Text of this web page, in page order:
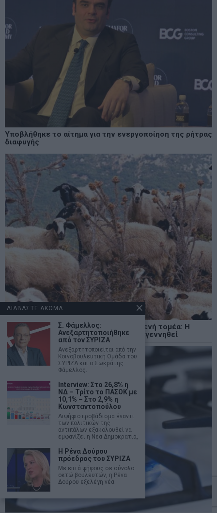
Υποβλήθηκε το αίτημα για την ενεργοποίηση της ρήτρας
διαφυγής
Ένα νέο εθνικό όραμα για τον πρωτογενή τομέα: Η
ελληνική κτηνοτροφία μπορεί να ξαναγεννηθεί
ΔΙΑΒΑΣΤΕ ΑΚΟΜΑ
Σ. Φάμελλος:
Ανεξαρτητοποιήθηκε
από τον ΣΥΡΙΖΑ
Ανεξαρτητοποιείται από την
Κοινοβουλευτική Ομάδα του
ΣΥΡΙΖΑ και ο Σωκράτης
Φάμελλος.
Interview: Στο 26,8% η
ΝΔ – Τρίτο το ΠΑΣΟΚ με
10,1% – Στο 2,9% η
Κωνσταντοπούλου
Διψήφιο προβάδισμα έναντι
των πολιτικών της
αντιπάλων εξακολουθεί να
εμφανίζει η Νέα Δημοκρατία,
Η Ρένα Δούρου
πρόεδρος του ΣΥΡΙΖΑ
Με επτά ψήφους σε σύνολο
οκτώ βουλευτών, η Ρένα
Δούρου εξελέγη νέα